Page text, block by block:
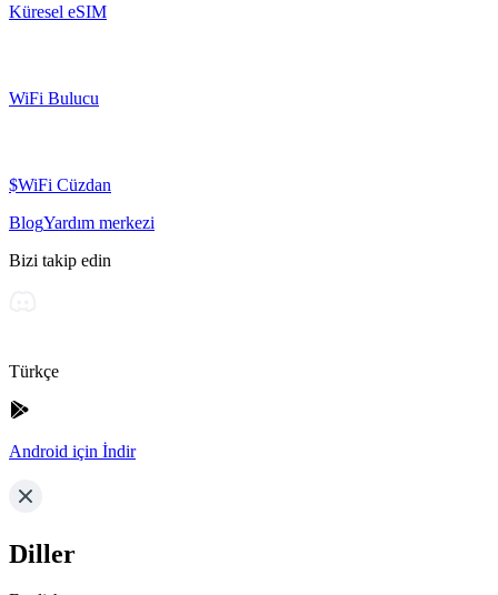
Küresel eSIM
WiFi Bulucu
$WiFi Cüzdan
BlogYardım merkezi
Bizi takip edin
Türkçe
Android için İndir
Diller